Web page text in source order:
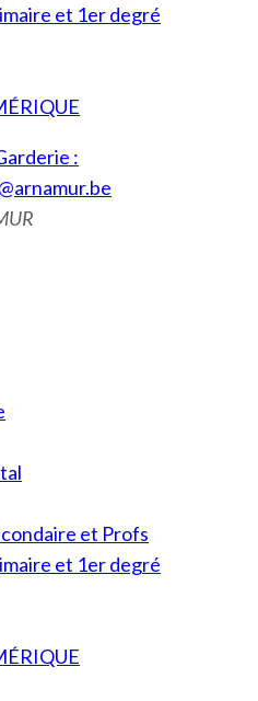
et 1er degré
:
et Profs
et 1er degré